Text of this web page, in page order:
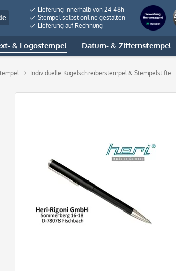
Lieferung innerhalb von 24-48h
Stempel selbst online gestalten
Lieferung auf Rechnung
& Logostempel Datum- & Ziffernstempel
Individuelle Kugelschreiberstempel & Stempelstifte